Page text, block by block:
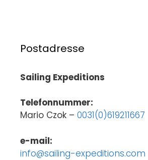
Postadresse
Sailing Expeditions
Telefonnummer:
Mario Czok – 0031(0)619211667
e-mail:
info@sailing-expeditions.com